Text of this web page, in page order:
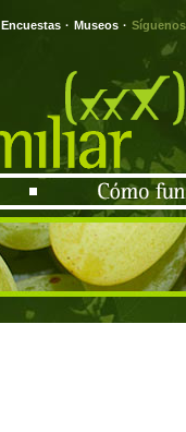
Encuestas · Museos · Síguenos